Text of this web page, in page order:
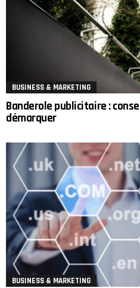
BUSINESS & MARKETING
Banderole publicitaire :
démarquer
BUSINESS & MARKETING